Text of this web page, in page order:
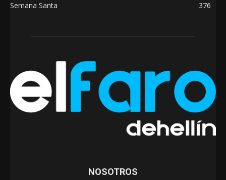
Semana Santa
376
NOSOTROS